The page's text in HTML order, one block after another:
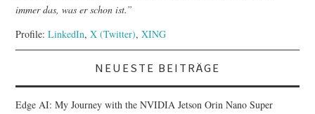
immer das, was er schon ist.”
Profile:LinkedIn,X (Twitter),XING
NEUESTE BEITRÄGE
Edge AI: My Journey with the NVIDIA Jetson Orin Nano Super